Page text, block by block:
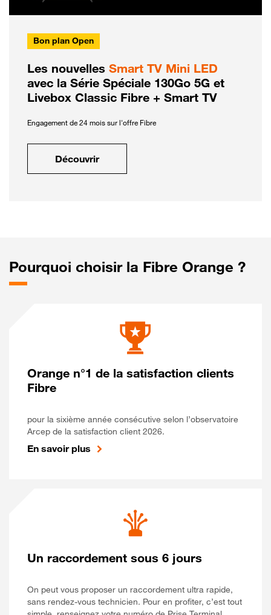
Bon plan Open
Les nouvelles Smart TV Mini LED
avec la Série Spéciale 130Go 5G et
Livebox Classic Fibre + Smart TV
Engagement de 24 mois sur l'offre Fibre
Découvrir
Pourquoi choisir la Fibre Orange ?
Orange n°1 de la satisfaction clients
Fibre
pour la sixième année consécutive selon l’observatoire
Arcep de la satisfaction client 2026.
En savoir plus
Un raccordement sous 6 jours
On peut vous proposer un raccordement ultra rapide,
sans rendez-vous technicien. Pour en profiter, c’est tout